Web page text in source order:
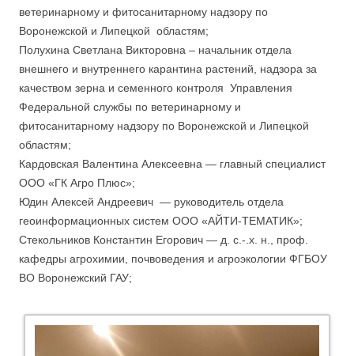
ветеринарному и фитосанитарному надзору по
Воронежской и Липецкой областям;
Полухина Светлана Викторовна – начальник отдела
внешнего и внутреннего карантина растений, надзора за
качеством зерна и семенного контроля Управления
Федеральной службы по ветеринарному и
фитосанитарному надзору по Воронежской и Липецкой
областям;
Кардовская Валентина Алексеевна — главный специалист
ООО «ГК Агро Плюс»;
Юдин Алексей Андреевич — руководитель отдела
геоинформационных систем ООО «АЙТИ-ТЕМАТИК»;
Стекольников Константин Егорович — д. с.-.х. н., проф.
кафедры агрохимии, почвоведения и агроэкологии ФГБОУ
ВО Воронежский ГАУ;